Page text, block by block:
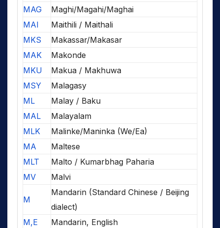
MAG
Maghi/Magahi/Maghai
MAI
Maithili / Maithali
MKS
Makassar/Makasar
MAK
Makonde
MKU
Makua / Makhuwa
MSY
Malagasy
ML
Malay / Baku
MAL
Malayalam
MLK
Malinke/Maninka (We/Ea)
MA
Maltese
MLT
Malto / Kumarbhag Paharia
MV
Malvi
M
Mandarin (Standard Chinese / Beijing
dialect)
M,E
Mandarin, English